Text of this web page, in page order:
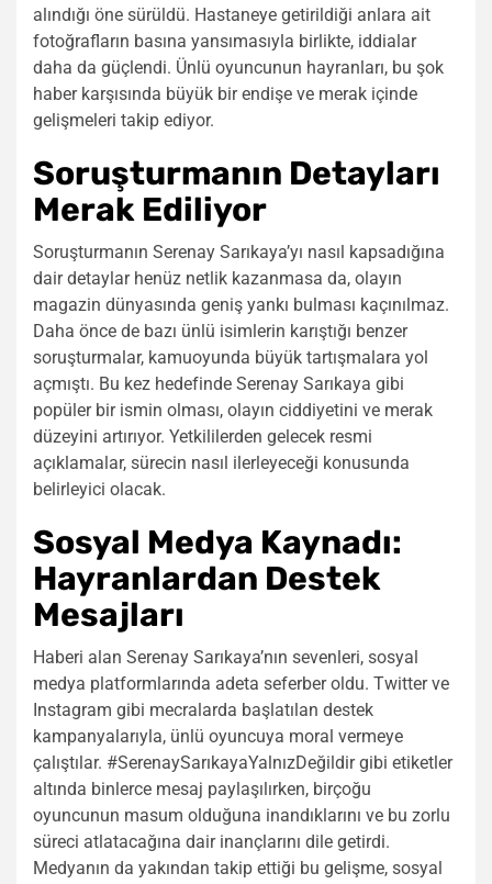
alındığı öne sürüldü. Hastaneye getirildiği anlara ait
fotoğrafların basına yansımasıyla birlikte, iddialar
daha da güçlendi. Ünlü oyuncunun hayranları, bu şok
haber karşısında büyük bir endişe ve merak içinde
gelişmeleri takip ediyor.
Soruşturmanın Detayları
Merak Ediliyor
Soruşturmanın Serenay Sarıkaya’yı nasıl kapsadığına
dair detaylar henüz netlik kazanmasa da, olayın
magazin dünyasında geniş yankı bulması kaçınılmaz.
Daha önce de bazı ünlü isimlerin karıştığı benzer
soruşturmalar, kamuoyunda büyük tartışmalara yol
açmıştı. Bu kez hedefinde Serenay Sarıkaya gibi
popüler bir ismin olması, olayın ciddiyetini ve merak
düzeyini artırıyor. Yetkililerden gelecek resmi
açıklamalar, sürecin nasıl ilerleyeceği konusunda
belirleyici olacak.
Sosyal Medya Kaynadı:
Hayranlardan Destek
Mesajları
Haberi alan Serenay Sarıkaya’nın sevenleri, sosyal
medya platformlarında adeta seferber oldu. Twitter ve
Instagram gibi mecralarda başlatılan destek
kampanyalarıyla, ünlü oyuncuya moral vermeye
çalıştılar. #SerenaySarıkayaYalnızDeğildir gibi etiketler
altında binlerce mesaj paylaşılırken, birçoğu
oyuncunun masum olduğuna inandıklarını ve bu zorlu
süreci atlatacağına dair inançlarını dile getirdi.
Medyanın da yakından takip ettiği bu gelişme, sosyal